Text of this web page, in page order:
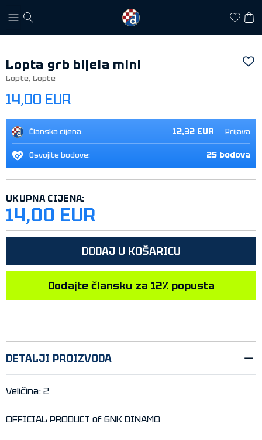
Lopta grb bijela mini
Lopte, Lopte
14,00 EUR
Članska cijena: 12,32 EUR Prijava
Osvojite bodove: 25 bodova
UKUPNA CIJENA:
14,00 EUR
DODAJ U KOŠARICU
Dodajte člansku za 12% popusta
DETALJI PROIZVODA
Veličina: 2
OFFICIAL PRODUCT of GNK DINAMO